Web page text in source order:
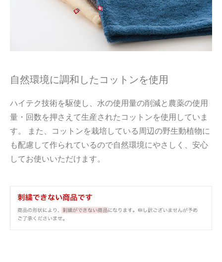
自然環境に調和したコットンを使用
ハイテク技術を駆使し、水の使用量の削減と農薬の使用
量・回数を押さえて生産されたコットンを使用していま
す。 また、コットンを栽培している周辺の野生動植物に
も配慮して作られているので自然環境にやさしく、安心
してお使いいただけます。